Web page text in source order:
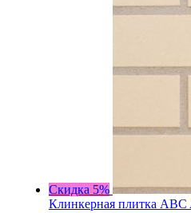
Скидка 5%
Клинкерная плитка ABC